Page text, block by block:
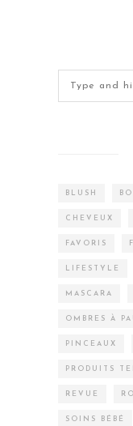
BLUSH
CHEVEUX
FAVORIS
LIFESTYLE
MASCARA
OMBRES À
PINCEAUX
PRODUITS
REVUE
SOINS BÉBÉ